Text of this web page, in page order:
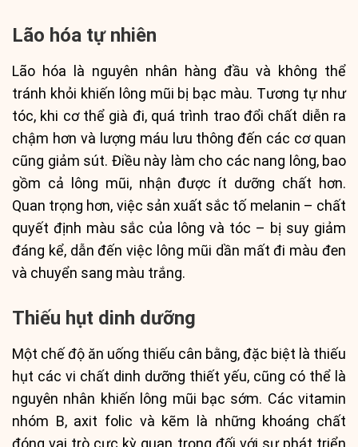
Lão hóa tự nhiên
Lão hóa là nguyên nhân hàng đầu và không thể
tránh khỏi khiến lông mũi bị bạc màu. Tương tự như
tóc, khi cơ thể già đi, quá trình trao đổi chất diễn ra
chậm hơn và lượng máu lưu thông đến các cơ quan
cũng giảm sút. Điều này làm cho các nang lông, bao
gồm cả lông mũi, nhận được ít dưỡng chất hơn.
Quan trọng hơn, việc sản xuất sắc tố melanin – chất
quyết định màu sắc của lông và tóc – bị suy giảm
đáng kể, dẫn đến việc lông mũi dần mất đi màu đen
và chuyển sang màu trắng.
Thiếu hụt dinh dưỡng
Một chế độ ăn uống thiếu cân bằng, đặc biệt là thiếu
hụt các vi chất dinh dưỡng thiết yếu, cũng có thể là
nguyên nhân khiến lông mũi bạc sớm. Các vitamin
nhóm B, axit folic và kẽm là những khoáng chất